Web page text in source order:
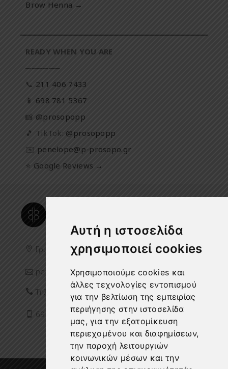
Αυτή η ιστοσελίδα
χρησιμοποιεί cookies
Χρησιμοποιούμε cookies και
άλλες τεχνολογίες εντοπισμού
για την βελτίωση της εμπειρίας
περιήγησης στην ιστοσελίδα
μας, για την εξατομίκευση
περιεχομένου και διαφημίσεων,
την παροχή λειτουργιών
κοινωνικών μέσων και την
Brow Henna →
READY WHEN YOU ARE
──────
📞 211 406 7433
📱 698 781 5367
📸 @prosopopp
🎵 TikTok: @prosopopp
✉️ penelope@p-prosopo.gr
⭐ Google Reviews →
Γρ. Λαμπράκη 59 Χαλάνδρι 15238
penelope@p-prosopo.gr
Τηλ:
211 406 7433
698 7815 367